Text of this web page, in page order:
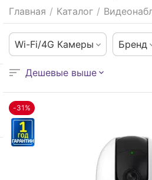
Главная / Каталог /
Wi-Fi/4G Камеры Бренд
Дешевые выше
-31%